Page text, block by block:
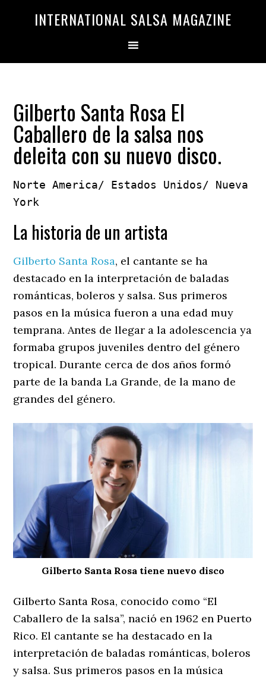
INTERNATIONAL SALSA MAGAZINE
Gilberto Santa Rosa El
Caballero de la salsa nos
deleita con su nuevo disco.
Norte America/ Estados Unidos/ Nueva
York
La historia de un artista
Gilberto Santa Rosa, el cantante se ha
destacado en la interpretación de baladas
románticas, boleros y salsa. Sus primeros
pasos en la música fueron a una edad muy
temprana. Antes de llegar a la adolescencia ya
formaba grupos juveniles dentro del género
tropical. Durante cerca de dos años formó
parte de la banda La Grande, de la mano de
grandes del género.
Gilberto Santa Rosa tiene nuevo disco
Gilberto Santa Rosa, conocido como “El
Caballero de la salsa”, nació en 1962 en Puerto
Rico. El cantante se ha destacado en la
interpretación de baladas románticas, boleros
y salsa. Sus primeros pasos en la música